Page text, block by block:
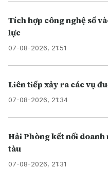
Tích hợp công nghệ số
lực
07-08-2026, 21:51
Liên tiếp xảy ra các vụ
07-08-2026, 21:34
Hải Phòng kết nối
tàu
07-08-2026, 21:31